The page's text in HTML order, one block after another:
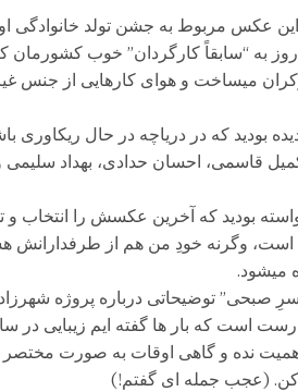
این عکس مربوط به جشن تولد خانوادگی
به “سابقاً کارگردان” خوب
میساخت و هوای کارهایی از جنس
بودید که در دریاچه در حال ریکاوری
قاسمی، احسان حدادی، بهداد سلیمی
بودید که آخرین عکسش را انتخاب و
است، وگرنه خودِ من هم از
میشود.
است که بار ها گفته ایم زیبایی در
نده و گاهی اوقات به صورت مختصر
(عجب جمله ای گفتم!)